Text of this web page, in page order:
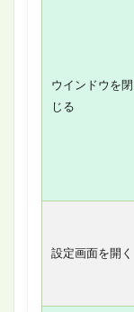
ウインドウを閉
じる
設定画面を開く